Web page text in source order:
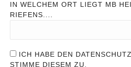
IN WELCHEM ORT LIEGT MB
RIEFENS....
ICH HABE DEN
STIMME DIESEM ZU.